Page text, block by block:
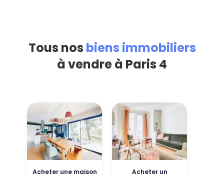
Tous nos biens immobiliers
à vendre à Paris 4
Acheter une maison
Acheter un